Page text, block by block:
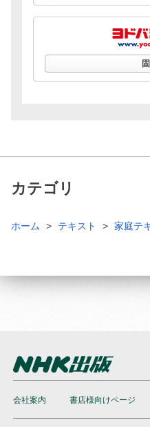
カテゴリ
ホーム テキスト 家庭テ
会社案内 書店様向けページ